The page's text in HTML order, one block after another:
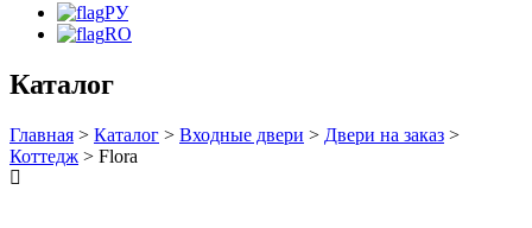
РУ
RO
Каталог
Главная > Каталог > Входные двери > Двери на заказ >
Коттедж > Flora